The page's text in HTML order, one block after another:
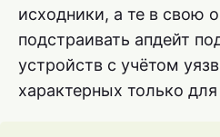
исходники, а те в свою
подстраивать апдейт
устройств с учётом
характерных только для